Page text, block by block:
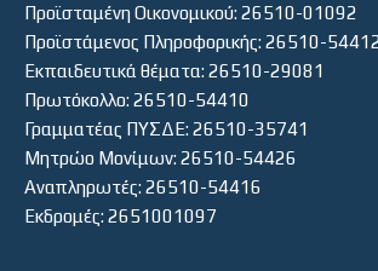
Προϊσταμένη Οικονομικού: 26510-01092
Προϊστάμενος Πληροφορικής: 26510-54412
Εκπαιδευτικά θέματα: 26510-29081
Πρωτόκολλο: 26510-54410
Γραμματέας ΠΥΣΔΕ: 26510-35741
Μητρώο Μονίμων: 26510-54426
Αναπληρωτές: 26510-54416
Εκδρομές: 2651001097